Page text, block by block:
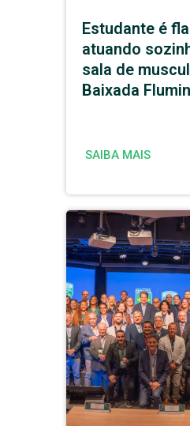
Estudante é
atuando
sala de
Baixada
SAIBA MAIS